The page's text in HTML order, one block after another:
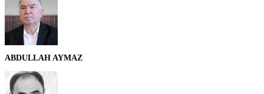
ABDULLAH AYMAZ